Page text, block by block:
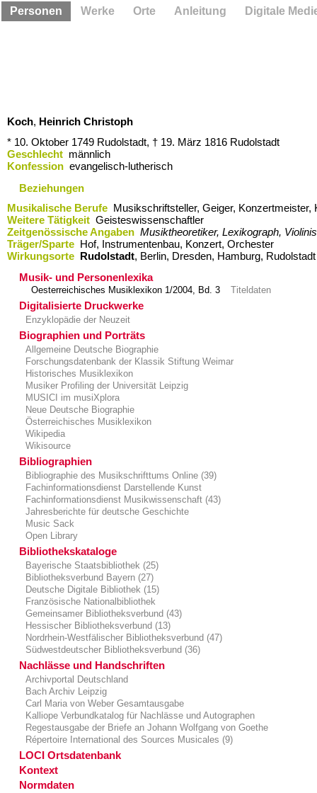
Koch, Heinrich Christoph
* 10. Oktober 1749 Rudolstadt, † 19. März 1816 Rudolstadt
Geschlecht männlich
Konfession evangelisch-lutherisch
Beziehungen
Musikalische Berufe Musikschriftsteller, Geiger,
Weitere Tätigkeit Geisteswissenschaftler
Zeitgenössische Angaben Musiktheoretiker, Lexikograph,
Träger/Sparte Hof, Instrumentenbau, Konzert, Orchester
Wirkungsorte Rudolstadt,​ Berlin,​ Dresden,​ Hamburg,​ Rudolstadt
Musik- und Personenlexika
Oesterreichisches Musiklexikon 1/2004, Bd. 3 Titeldaten
Digitalisierte Druckwerke
Enzyklopädie der Neuzeit
Biographien und Porträts
Allgemeine Deutsche Biographie
Forschungsdatenbank der Klassik Stiftung Weimar
Historisches Musiklexikon
Musiker Profiling der Universität Leipzig
MUSICI im musiXplora
Neue Deutsche Biographie
Österreichisches Musiklexikon
Wikipedia
Wikisource
Bibliographien
Bibliographie des Musikschrifttums Online (39)
Fachinformationsdienst Darstellende Kunst
Fachinformationsdienst Musikwissenschaft (43)
Jahresberichte für deutsche Geschichte
Music Sack
Open Library
Bibliothekskataloge
Bayerische Staatsbibliothek (25)
Bibliotheksverbund Bayern (27)
Deutsche Digitale Bibliothek (15)
Französische Nationalbibliothek
Gemeinsamer Bibliotheksverbund (43)
Hessischer Bibliotheksverbund (13)
Nordrhein-Westfälischer Bibliotheksverbund (47)
Südwestdeutscher Bibliotheksverbund (36)
Nachlässe und Handschriften
Archivportal Deutschland
Bach Archiv Leipzig
Carl Maria von Weber Gesamtausgabe
Kalliope Verbundkatalog für Nachlässe und Autographen
Regestausgabe der Briefe an Johann Wolfgang von Goethe
Répertoire International des Sources Musicales (9)
LOCI Ortsdatenbank
Kontext
Normdaten
Personen Werke Orte Anleitung Digitale